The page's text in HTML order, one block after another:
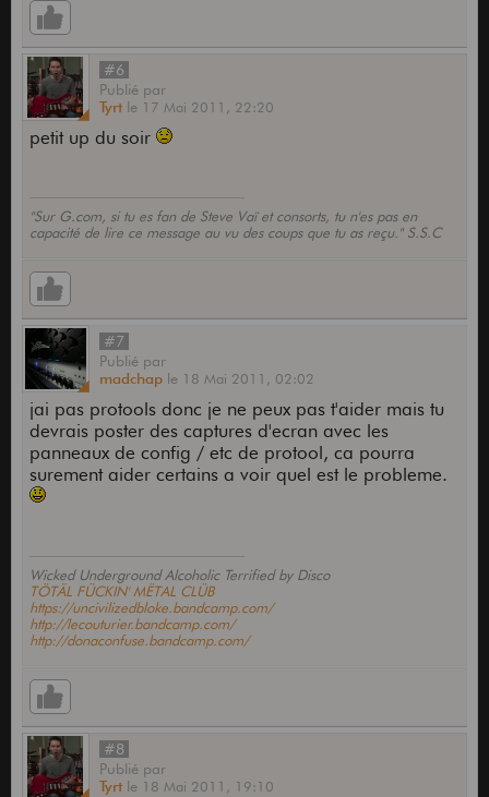
#6
Publié par
Tyrt le 17 Mai 2011, 22:20
petit up du soir
"Sur G.com, si tu es fan de Steve Vaï et consorts, tu n'es pas en
capacité de lire ce message au vu des coups que tu as reçu." S.S.C
#7
Publié par
madchap le 18 Mai 2011, 02:02
jai pas protools donc je ne peux pas t'aider mais tu
devrais poster des captures d'ecran avec les
panneaux de config / etc de protool, ca pourra
surement aider certains a voir quel est le probleme.
Wicked Underground Alcoholic Terrified by Disco
TÖTÄL FÜCKIN' MËTAL CLÜB
https://uncivilizedbloke.bandcamp.com/
http://lecouturier.bandcamp.com/
http://donaconfuse.bandcamp.com/
#8
Publié par
Tyrt le 18 Mai 2011, 19:10